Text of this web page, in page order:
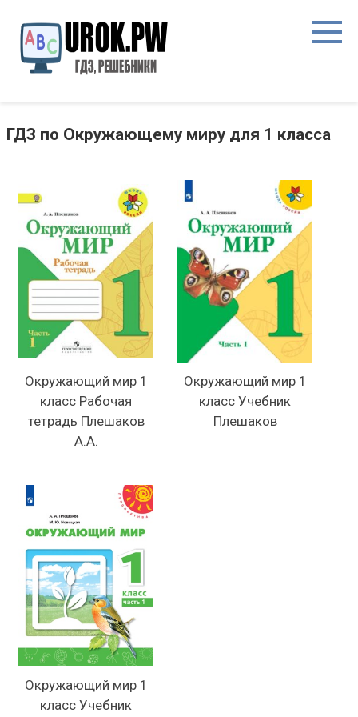
ГДЗ по Окружающему миру для 1 класса
Окружающий мир 1
класс Рабочая
тетрадь Плешаков
А.А.
Окружающий мир 1
класс Учебник
Плешаков
Окружающий мир 1
класс Учебник